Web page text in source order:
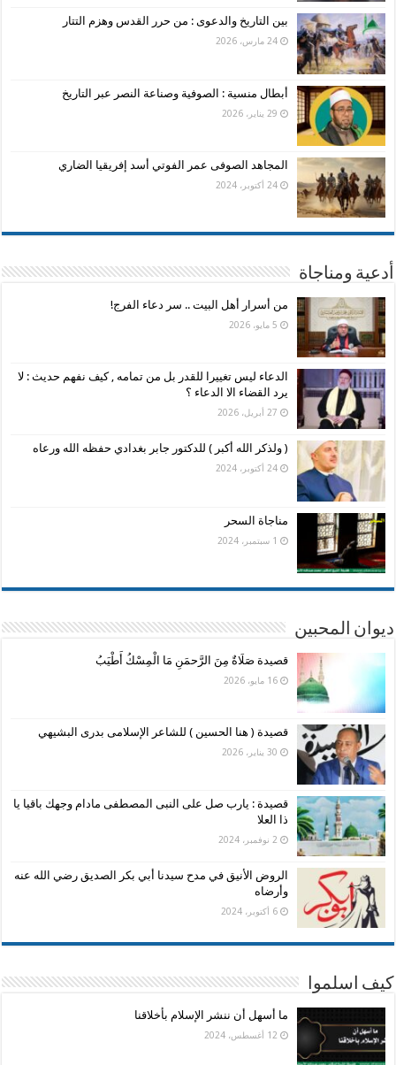
بين التاريخ والدعوى : من حرر القدس وهزم التتار
24 مارس، 2026
أبطال منسية : الصوفية وصناعة النصر عبر التاريخ
29 يناير، 2026
المجاهد الصوفى عمر الفوتي أسد إفريقيا الضاري
24 أكتوبر، 2024
أدعية ومناجاة
من أسرار أهل البيت .. سر دعاء الفرج!
5 مايو، 2026
الدعاء ليس تغييرا للقدر بل من تمامه , كيف نفهم حديث : لا
يرد القضاء الا الدعاء ؟
27 أبريل، 2026
( ولذكر الله أكبر ) للدكتور جابر بغدادي حفظه الله ورعاه
24 أكتوبر، 2024
مناجاة السحر
1 سبتمبر، 2024
ديوان المحبين
قصيدة صَلَاةٌ مِنَ الرَّحمَنِ مَا الْمِسْكُ أَطْيَبُ
16 مايو، 2026
قصيدة ( هنا الحسين ) للشاعر الإسلامى بدرى البشيهي
30 يناير، 2026
قصيدة : يارب صل على النبى المصطفى مادام وجهك باقيا يا
ذا العلا
2 نوفمبر، 2024
الروض الأنيق في مدح سيدنا أبي بكر الصديق رضي الله عنه
وأرضاه
6 أكتوبر، 2024
كيف اسلموا
ما أسهل أن ننشر الإسلام بأخلاقنا
12 أغسطس، 2024